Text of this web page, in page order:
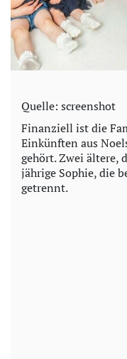
Quelle: screenshot
Finanziell ist die
Einkünften aus
gehört. Zwei ältere,
jährige Sophie, die
getrennt.